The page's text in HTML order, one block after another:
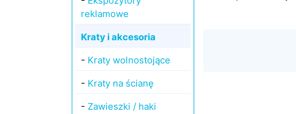
reklamowe
Kraty i akcesoria
- Kraty wolnostojące
- Kraty na ścianę
- Zawieszki / haki